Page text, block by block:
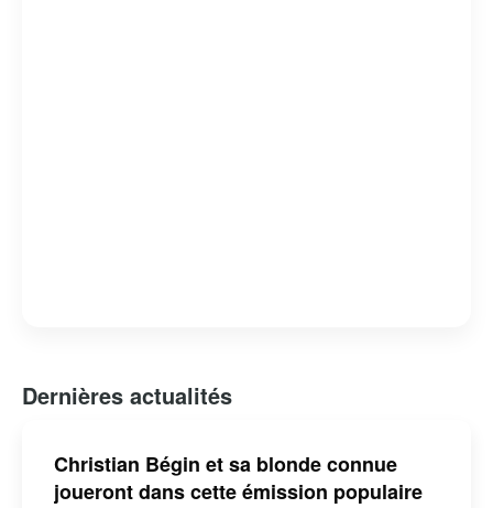
Dernières actualités
Christian Bégin et sa blonde connue
joueront dans cette émission populaire